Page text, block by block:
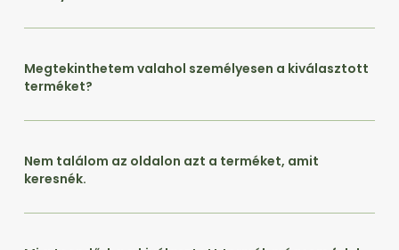
Megtekinthetem valahol személyesen a kiválasztott
terméket?
Nem találom az oldalon azt a terméket, amit
keresnék.